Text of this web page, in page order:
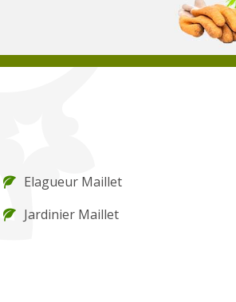
Elagueur Maillet
Jardinier Maillet